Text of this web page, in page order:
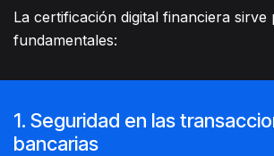
La certificación digital financiera sirve
fundamentales:
1. Seguridad en las
bancarias